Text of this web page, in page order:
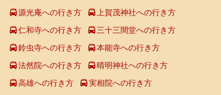
源光庵への行き方 上賀茂神社への行き方
仁和寺への行き方 三十三間堂への行き方
鈴虫寺への行き方 本能寺への行き方
法然院への行き方 晴明神社への行き方
高雄への行き方 実相院への行き方